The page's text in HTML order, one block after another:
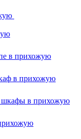
в прихожую
в прихожую
шкафы в прихожую